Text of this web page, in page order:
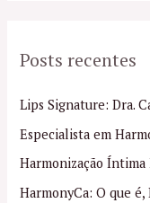
u
s
a
r
p
Posts recentes
Lips Signature: Dra.
Especialista em
Harmonização Íntima
HarmonyCa: O que